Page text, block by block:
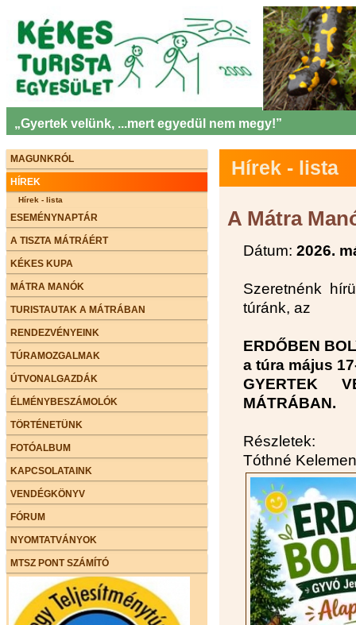
„Gyertek velünk, ...mert egyedül nem megy!”
MAGUNKRÓL
HÍREK
Hírek - lista
ESEMÉNYNAPTÁR
A TISZTA MÁTRÁÉRT
KÉKES KUPA
MÁTRA MANÓK
TURISTAUTAK A MÁTRÁBAN
RENDEZVÉNYEINK
TÚRAMOZGALMAK
ÚTVONALGAZDÁK
ÉLMÉNYBESZÁMOLÓK
TÖRTÉNETÜNK
FOTÓALBUM
KAPCSOLATAINK
VENDÉGKÖNYV
FÓRUM
NYOMTATVÁNYOK
MTSZ PONT SZÁMÍTÓ
Hírek - lista
A Mátra
Dátum: 2026.
Szeretnénk
túránk, az
ERDŐBEN
a túra május
GYERTEK
MÁTRÁBAN.
Részletek:
Tóthné